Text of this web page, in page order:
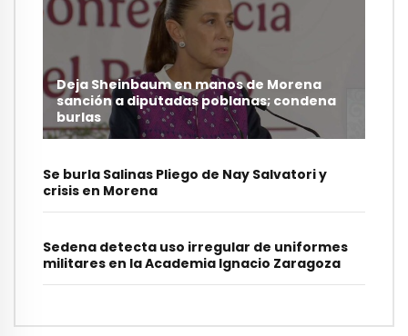
Deja Sheinbaum en manos de Morena
sanción a diputadas poblanas; condena
burlas
Se burla Salinas Pliego de Nay Salvatori y
crisis en Morena
Sedena detecta uso irregular de uniformes
militares en la Academia Ignacio Zaragoza